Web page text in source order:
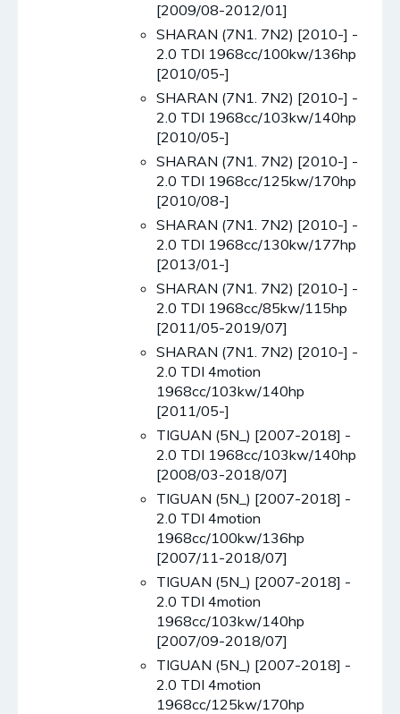
[2009/08-2012/01]
SHARAN (7N1. 7N2) [2010-] -
2.0 TDI 1968cc/100kw/136hp
[2010/05-]
SHARAN (7N1. 7N2) [2010-] -
2.0 TDI 1968cc/103kw/140hp
[2010/05-]
SHARAN (7N1. 7N2) [2010-] -
2.0 TDI 1968cc/125kw/170hp
[2010/08-]
SHARAN (7N1. 7N2) [2010-] -
2.0 TDI 1968cc/130kw/177hp
[2013/01-]
SHARAN (7N1. 7N2) [2010-] -
2.0 TDI 1968cc/85kw/115hp
[2011/05-2019/07]
SHARAN (7N1. 7N2) [2010-] -
2.0 TDI 4motion
1968cc/103kw/140hp
[2011/05-]
TIGUAN (5N_) [2007-2018] -
2.0 TDI 1968cc/103kw/140hp
[2008/03-2018/07]
TIGUAN (5N_) [2007-2018] -
2.0 TDI 4motion
1968cc/100kw/136hp
[2007/11-2018/07]
TIGUAN (5N_) [2007-2018] -
2.0 TDI 4motion
1968cc/103kw/140hp
[2007/09-2018/07]
TIGUAN (5N_) [2007-2018] -
2.0 TDI 4motion
1968cc/125kw/170hp